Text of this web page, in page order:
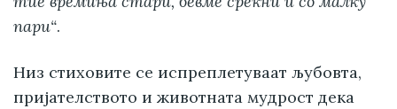
пари“.
Низ стиховите се испреплетуваат љубовта,
пријателството и животната мудрост дека